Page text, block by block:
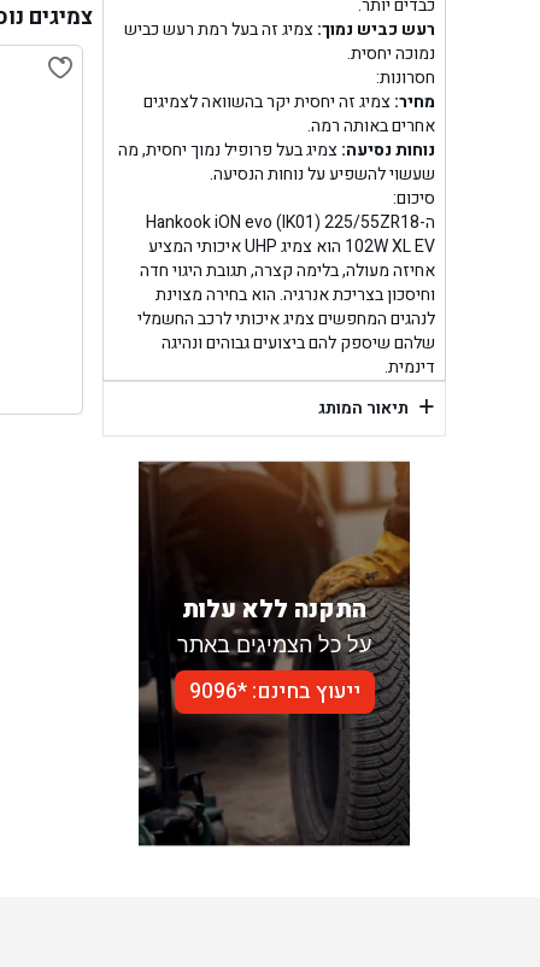
כבדים יותר.
רעש כביש נמוך:צמיג זה בעל רמת רעש כביש
נמוכה יחסית.
חסרונות:
מחיר:צמיג זה יחסית יקר בהשוואה לצמיגים
אחרים באותה רמה.
נוחות נסיעה:צמיג בעל פרופיל נמוך יחסית, מה
שעשוי להשפיע על נוחות הנסיעה.
סיכום:
ה-Hankook iON evo (IK01) 225/55ZR18
102W XL EV הוא צמיג UHP איכותי המציע
אחיזה מעולה, בלימה קצרה, תגובת היגוי חדה
וחיסכון בצריכת אנרגיה. הוא בחירה מצוינת
לנהגים המחפשים צמיג איכותי לרכב החשמלי
שלהם שיספק להם ביצועים גבוהים ונהיגה
דינמית.
+ תיאור המותג
התקנה ללא עלות
על כל הצמיגים באתר
ייעוץ בחינם: *9096
צמיגים